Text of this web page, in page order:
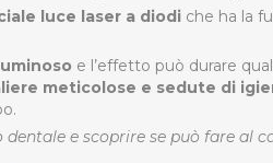
luce laser a diodi che ha la
e l’effetto può durare
meticolose e sedute di
e scoprire se può fare al